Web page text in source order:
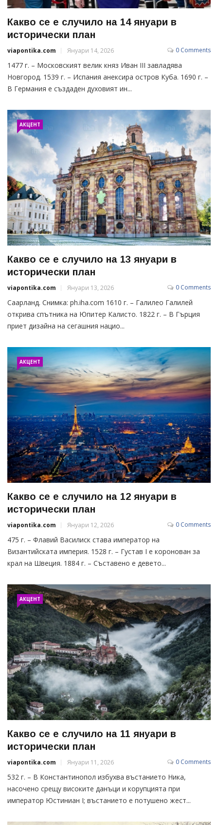
Какво се е случило на 14 януари в
исторически план
viapontika.com Януари 14, 2026 0 Comments
1477 г. – Московският велик княз Иван III завладява
Новгород. 1539 г. – Испания анексира остров Куба. 1690 г. –
В Германия е създаден духовият ин...
АКЦЕНТ
Какво се е случило на 13 януари в
исторически план
viapontika.com Януари 13, 2026 0 Comments
Саарланд. Снимка: ph.iha.com 1610 г. – Галилео Галилей
открива спътника на Юпитер Калисто. 1822 г. – В Гърция
приет дизайна на сегашния нацио...
АКЦЕНТ
Какво се е случило на 12 януари в
исторически план
viapontika.com Януари 12, 2026 0 Comments
475 г. – Флавий Василиск става император на
Византийската империя. 1528 г. – Густав I е коронован за
крал на Швеция. 1884 г. – Съставено е девето...
АКЦЕНТ
Какво се е случило на 11 януари в
исторически план
viapontika.com Януари 11, 2026 0 Comments
532 г. – В Константинопол избухва въстанието Ника,
насочено срещу високите данъци и корупцията при
император Юстиниан I; въстанието е потушено жест...